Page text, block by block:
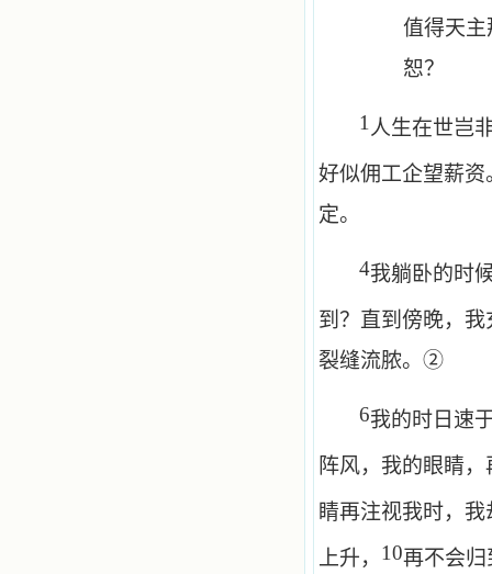
值得天
恕？
1 人生在世岂
好似佣工企望薪资
定。
4我躺卧的时
到？直到傍晚，
裂缝流脓。②
6我的时日速
阵风，我的眼睛
睛再注视我时，
上升， 10再不会